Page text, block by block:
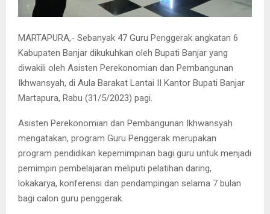
MARTAPURA,- Sebanyak 47 Guru Penggerak angkatan 6
Kabupaten Banjar dikukuhkan oleh Bupati Banjar yang
diwakili oleh Asisten Perekonomian dan Pembangunan
Ikhwansyah, di Aula Barakat Lantai II Kantor Bupati Banjar
Martapura, Rabu (31/5/2023) pagi.
Asisten Perekonomian dan Pembangunan Ikhwansyah
mengatakan, program Guru Penggerak merupakan
program pendidikan kepemimpinan bagi guru untuk menjadi
pemimpin pembelajaran meliputi pelatihan daring,
lokakarya, konferensi dan pendampingan selama 7 bulan
bagi calon guru penggerak.